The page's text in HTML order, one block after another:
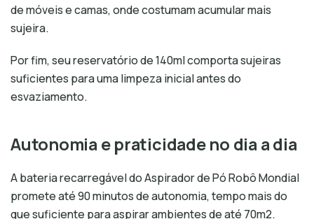
de móveis e camas, onde costumam acumular mais
sujeira.
Por fim, seu reservatório de 140ml comporta sujeiras
suficientes para uma limpeza inicial antes do
esvaziamento.
Autonomia e praticidade no dia a dia
A bateria recarregável do Aspirador de Pó Robô Mondial
promete até 90 minutos de autonomia, tempo mais do
que suficiente para aspirar ambientes de até 70m2.